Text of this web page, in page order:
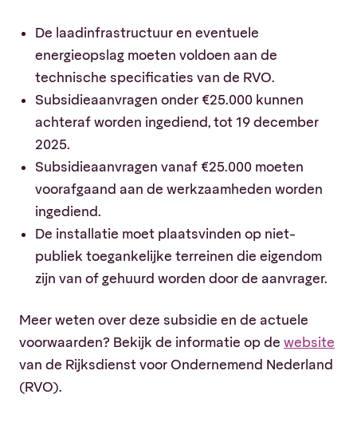
De laadinfrastructuur en eventuele
energieopslag moeten voldoen aan de
technische specificaties van de RVO.
Subsidieaanvragen onder €25.000 kunnen
achteraf worden ingediend, tot 19 december
2025.
Subsidieaanvragen vanaf €25.000 moeten
voorafgaand aan de werkzaamheden worden
ingediend.
De installatie moet plaatsvinden op niet-
publiek toegankelijke terreinen die eigendom
zijn van of gehuurd worden door de aanvrager.
Meer weten over deze subsidie en de actuele
voorwaarden? Bekijk de informatie op de website
van de Rijksdienst voor Ondernemend Nederland
(RVO).